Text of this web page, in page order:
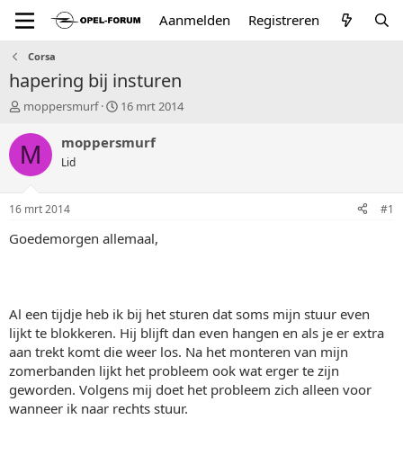
Aanmelden Registreren
Corsa
hapering bij insturen
T
p
i
a
r
moppersmurf
S
a
u
16 mrt 2014
M moppersmurf
Lid
16 mrt 2014 #1
Goedemorgen allemaal,
Al een tijdje heb ik bij het sturen dat soms mijn stuur even
lijkt te blokkeren. Hij blijft dan even hangen en als je er extra
aan trekt komt die weer los. Na het monteren van mijn
zomerbanden lijkt het probleem ook wat erger te zijn
geworden. Volgens mij doet het probleem zich alleen voor
wanneer ik naar rechts stuur.